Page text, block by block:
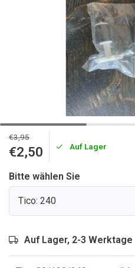
€3,95
€2,50 Auf Lager
Bitte wählen Sie
Tico: 240
Auf Lager, 2-3 Werktage